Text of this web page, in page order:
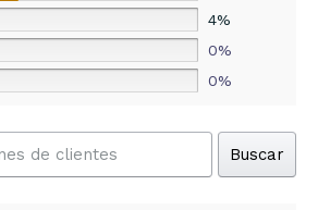
4%
0%
0%
Buscar